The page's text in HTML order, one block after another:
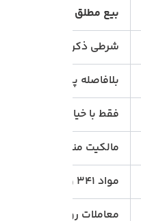
بیع مطلق
شرطی ذکر نمی‌شود
بلافاصله پس از عقد،
فقط با خیارات قانونی یا
مالکیت منتقل می‌شود
مواد ۳۴۱ و ۳۴۴ قانون مدنی
معاملات روزمره، بدون